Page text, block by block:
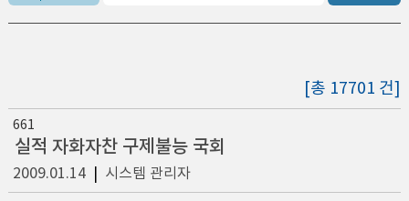
[총 17701 건]
661
실적 자화자찬 구제불능 국회
2009.01.14| 시스템 관리자